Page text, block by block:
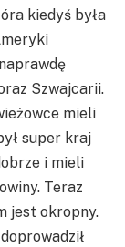
kiedyś była
Szwajcarii.
mieli
super kraj
i mieli
Teraz
jest okropny.